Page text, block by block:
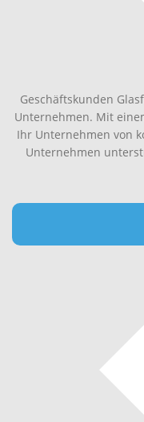
Geschäftskunden
Unternehmen. Mit
Ihr Unternehmen von
Unternehmen